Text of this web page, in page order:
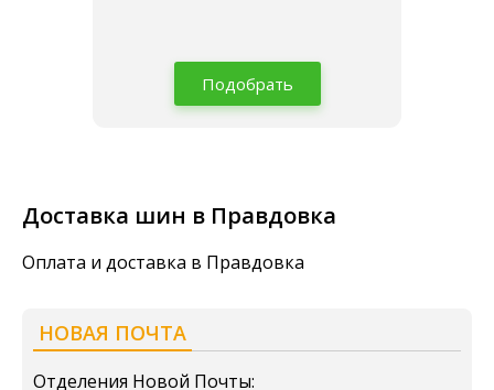
Подобрать
Доставка шин в Правдовка
Оплата и доставка в Правдовка
НОВАЯ ПОЧТА
Отделения Новой Почты: